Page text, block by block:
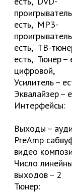
есть, MP3-
есть, ТВ-
есть, Тюнер –
цифровой,
Усилитель –
Эквалайзер –
Интерфейсы:
Выходы –
PreAmp
видео
Число
выходов – 2
Тюнер: